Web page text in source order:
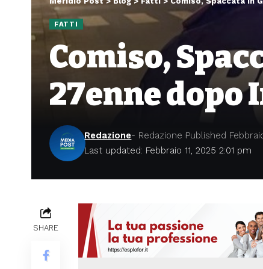
FATTI
Comiso,
27enne dopo
Last updated: Febbraio 11, 2025 2:01 pm
Redazione- Redazione Published
SHARE